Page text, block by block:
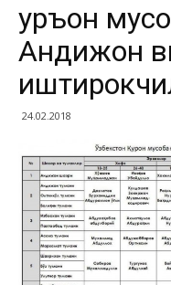
Қуръон
Андижон
24.02.2018